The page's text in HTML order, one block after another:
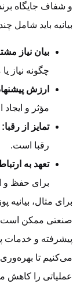
و شفاف جایگاه
بیانیه باید شامل
بیان نیاز
چگونه نیاز
ارزش
مؤثر و
تمایز از رقبا:
رقبا است.
تعهد به
برای حفظ و
برای مثال،
صنعتی ممکن است
پیشرفته و خدمات
می‌کنیم تا
عملیاتی را کاهش